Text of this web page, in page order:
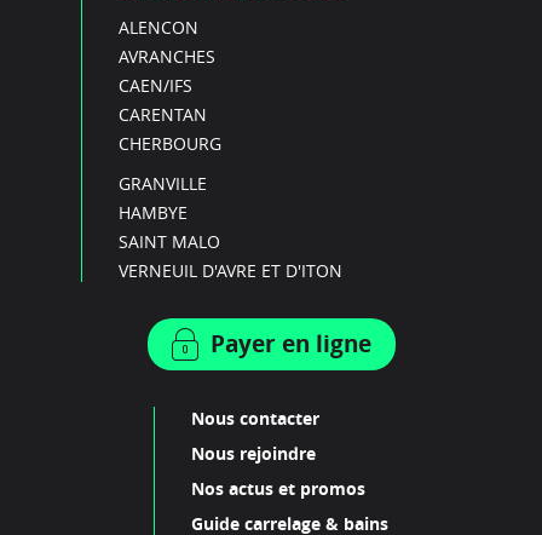
ALENCON
AVRANCHES
CAEN/IFS
CARENTAN
CHERBOURG
GRANVILLE
HAMBYE
SAINT MALO
VERNEUIL D'AVRE ET D'ITON
Payer en ligne
Nous contacter
Nous rejoindre
Nos actus et promos
Guide carrelage & bains